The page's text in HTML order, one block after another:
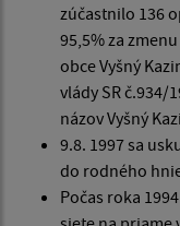
zúčastnilo 136
95,5% za
obce Vyšný
vlády SR č.934/
názov Vyšný
9.8. 1997 sa
do rodného
Počas roka